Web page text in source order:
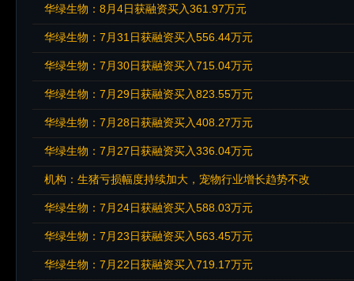
华绿生物：8月4日获融资买入361.97万元
华绿生物：7月31日获融资买入556.44万元
华绿生物：7月30日获融资买入715.04万元
华绿生物：7月29日获融资买入823.55万元
华绿生物：7月28日获融资买入408.27万元
华绿生物：7月27日获融资买入336.04万元
机构：生猪亏损幅度持续加大，宠物行业增长趋势不改
华绿生物：7月24日获融资买入588.03万元
华绿生物：7月23日获融资买入563.45万元
华绿生物：7月22日获融资买入719.17万元